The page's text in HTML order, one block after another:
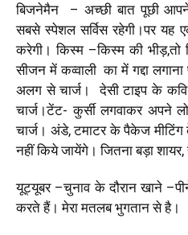
बिजनेमैन – अच्छी बात पूछी
सबसे स्पेशल सर्विस रहेगी।पर यह
करेगी। किस्म –किस्म की भीड़,तो
सीजन में कव्वाली का में गद्दा
अलग से चार्ज।
देसी टाइप के
चार्ज।टेंट- कुर्सी लगवाकर अपने
चार्ज। अंडे,टमाटर के पैकेज मीटिंग
नहीं किये जायेंगे। जितना बड़ा शायर,
यूट्यूबर –चुनाव के दौरान खाने –
करते हैं। मेरा मतलब भुगतान से है।